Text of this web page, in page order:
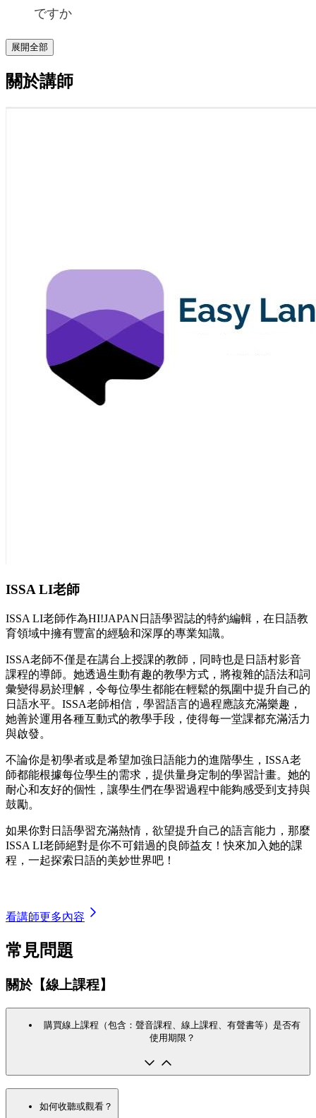
ですか
展開全部
關於講師
ISSA LI老師
ISSA LI老師作為HI!JAPAN日語學習誌的特約編輯，在日語教
育領域中擁有豐富的經驗和深厚的專業知識。
ISSA老師不僅是在講台上授課的教師，同時也是日語村影音
課程的導師。她透過生動有趣的教學方式，將複雜的語法和詞
彙變得易於理解，令每位學生都能在輕鬆的氛圍中提升自己的
日語水平。ISSA老師相信，學習語言的過程應該充滿樂趣，
她善於運用各種互動式的教學手段，使得每一堂課都充滿活力
與啟發。
不論你是初學者或是希望加強日語能力的進階學生，ISSA老
師都能根據每位學生的需求，提供量身定制的學習計畫。她的
耐心和友好的個性，讓學生們在學習過程中能夠感受到支持與
鼓勵。
如果你對日語學習充滿熱情，欲望提升自己的語言能力，那麼
ISSA LI老師絕對是你不可錯過的良師益友！快來加入她的課
程，一起探索日語的美妙世界吧！
看講師更多內容
常見問題
關於【線上課程】
購買線上課程（包含：聲音課程、線上課程、有聲書等）是否有
使用期限？
如何收聽或觀看？